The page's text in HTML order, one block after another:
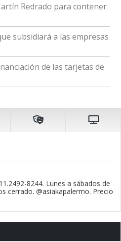
Redrado para contener
subsidiará a las empresas
de las tarjetas de
8244. Lunes a sábados de
cerrado. @asiakapalermo. Precio